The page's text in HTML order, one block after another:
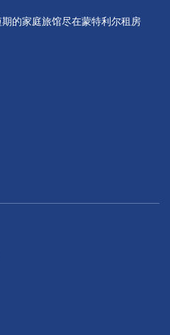
的家庭旅馆尽在蒙特利尔租房